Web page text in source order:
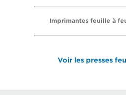
Imprimantes feuille à
Voir les presses